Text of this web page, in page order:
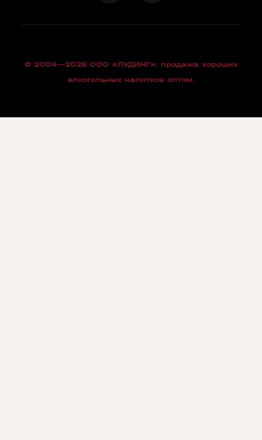
© 2004—2026 OOO «ЛУДИНГ»: продажа хороших
алкогольных напитков оптом.